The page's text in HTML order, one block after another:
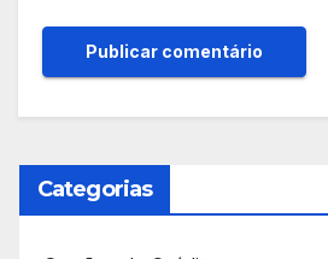
Categorias